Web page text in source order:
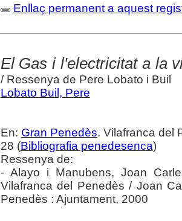
Enllaç permanent a aquest
El Gas i l'electricitat a la
/ Ressenya de Pere Lobato i Buil
Lobato Buil, Pere
En: Gran Penedès. Vilafranca del
28 (Bibliografia penedesenca)
Ressenya de:
- Alayo i Manubens, Joan
Vilafranca del Penedès / Joan
Penedès : Ajuntament, 2000